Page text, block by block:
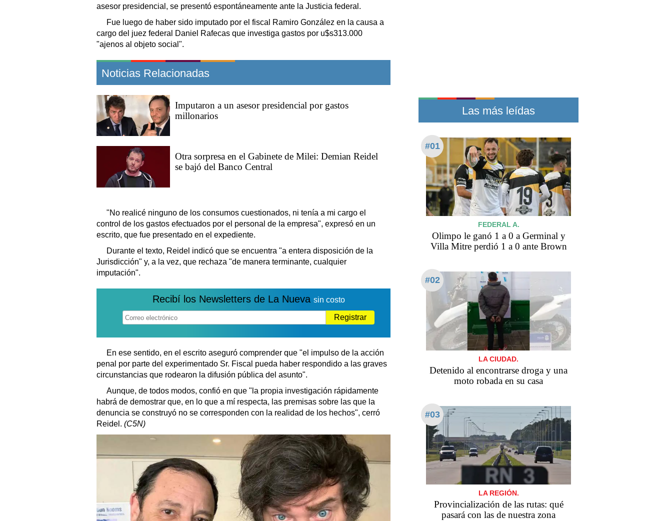
Loterías
Datos Útiles
Fúnebres
Teléfonos de urgencia
asesor presidencial, se presentó espontáneamente ante la Justicia federal.
Fue luego de haber sido imputado por el fiscal Ramiro González en la causa a
cargo del juez federal Daniel Rafecas que investiga gastos por u$s313.000
"ajenos al objeto social".
Noticias Relacionadas
Imputaron a un asesor presidencial por gastos
millonarios
Otra sorpresa en el Gabinete de Milei: Demian Reidel
se bajó del Banco Central
"No realicé ninguno de los consumos cuestionados, ni tenía a mi cargo el
control de los gastos efectuados por el personal de la empresa", expresó en un
escrito, que fue presentado en el expediente.
Durante el texto, Reidel indicó que se encuentra "a entera disposición de la
Jurisdicción" y, a la vez, que rechaza "de manera terminante, cualquier
imputación".
Recibí los Newsletters de La Nueva sin costo
Registrar
En ese sentido, en el escrito aseguró comprender que "el impulso de la acción
penal por parte del experimentado Sr. Fiscal pueda haber respondido a las graves
circunstancias que rodearon la difusión pública del asunto".
Aunque, de todos modos, confió en que "la propia investigación rápidamente
habrá de demostrar que, en lo que a mí respecta, las premisas sobre las que la
denuncia se construyó no se corresponden con la realidad de los hechos", cerró
Reidel. (C5N)
Las más leídas
#01
FEDERAL A.
Olimpo le ganó 1 a 0 a Germinal y
Villa Mitre perdió 1 a 0 ante Brown
#02
LA CIUDAD.
Detenido al encontrarse droga y una
moto robada en su casa
#03
LA REGIÓN.
Provincialización de las rutas: qué
pasará con las de nuestra zona